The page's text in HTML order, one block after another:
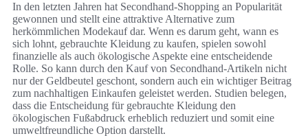
In den letzten Jahren hat Secondhand-Shopping an Popularität
gewonnen und stellt eine attraktive Alternative zum
herkömmlichen Modekauf dar. Wenn es darum geht, wann es
sich lohnt, gebrauchte Kleidung zu kaufen, spielen sowohl
finanzielle als auch ökologische Aspekte eine entscheidende
Rolle. So kann durch den Kauf von Secondhand-Artikeln nicht
nur der Geldbeutel geschont, sondern auch ein wichtiger Beitrag
zum nachhaltigen Einkaufen geleistet werden. Studien belegen,
dass die Entscheidung für gebrauchte Kleidung den
ökologischen Fußabdruck erheblich reduziert und somit eine
umweltfreundliche Option darstellt.